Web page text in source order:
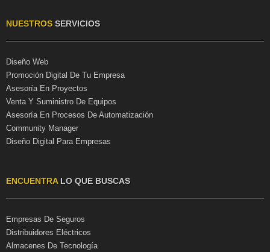
NUESTROSSERVICIOS
Diseño Web
Promoción Digital De Tu Empresa
Asesoría En Proyectos
Venta Y Suministro De Equipos
Asesoría En Procesos De Automatización
Community Manager
Diseño Digital Para Empresas
ENCUENTRALO QUE BUSCAS
Empresas De Seguros
Distribuidores Eléctricos
Almacenes De Tecnología